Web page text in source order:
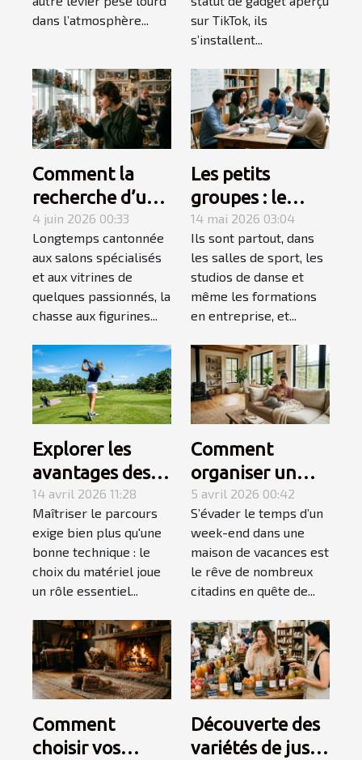
dans l’atmosphère...
sur TikTok, ils
s’installent...
Comment la
recherche d’une
figurine rare
devient une
quête
personnelle
4 juin 2026 00:33
Longtemps cantonnée
aux salons spécialisés
et aux vitrines de
quelques passionnés, la
chasse aux figurines...
Les petits
groupes : le
secret d’un
apprentissage
accéléré
14 mai 2026 03:04
Ils sont partout, dans
les salles de sport, les
studios de danse et
même les formations
en entreprise, et...
Explorer les
avantages des
équipements de
golf spécialisés
pour gauchers
14 avril 2026 11:28
Maîtriser le parcours
exige bien plus qu'une
bonne technique : le
choix du matériel joue
un rôle essentiel...
Comment
organiser un
week-end
détente réussi
en maison de
vacances ?
5 avril 2026 00:42
S’évader le temps d’un
week-end dans une
maison de vacances est
le rêve de nombreux
citadins en quête de...
Comment
choisir vos
Découverte des
variétés de jus